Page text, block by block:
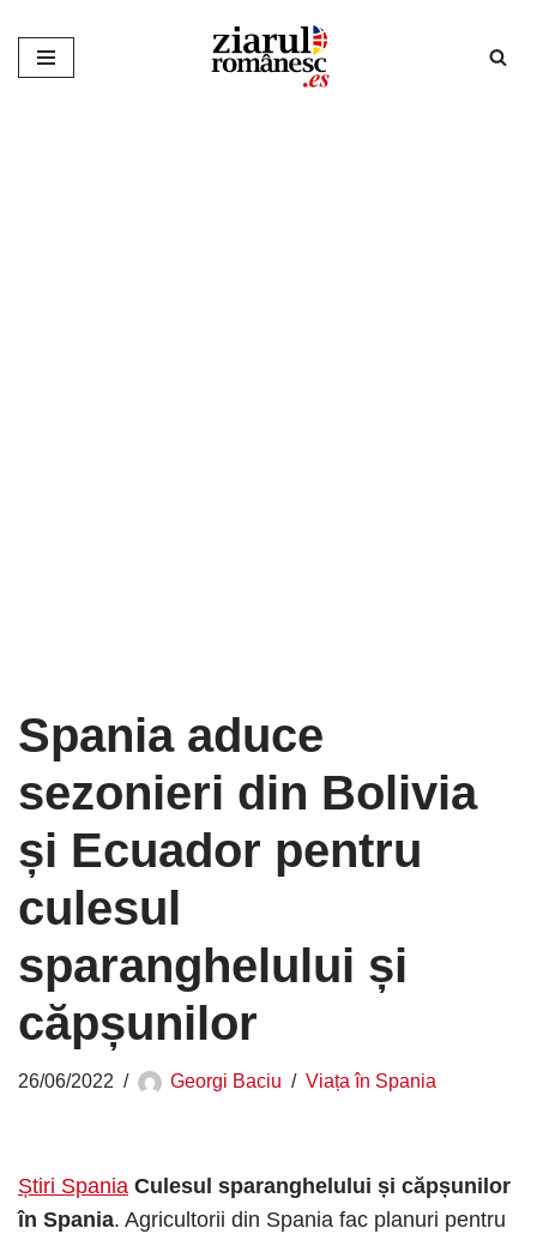
Sari
Spania aduce
sezonieri din Bolivia
și Ecuador pentru
culesul
sparanghelului și
căpșunilor
26/06/2022 Georgi Baciu Viața în Spania
Știri Spania Culesul sparanghelului și căpșunilor
în Spania. Agricultorii din Spania fac planuri pentru